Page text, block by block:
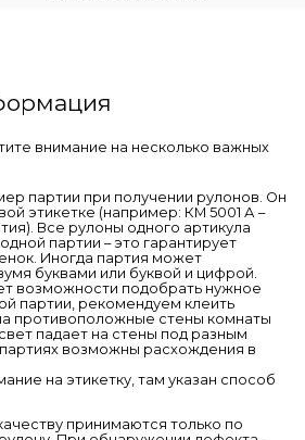
внимание на несколько важных
партии при получении рулонов. Он
этикетке (например: КМ 5001 А –
Все рулоны одного артикула
партии – это гарантирует
Иногда партия может
буквами или буквой и цифрой.
возможности подобрать нужное
партии, рекомендуем клеить
противоположные стены комнаты
падает на стены под разным
возможны расхождения в
на этикетку, там указан способ
принимаются только по